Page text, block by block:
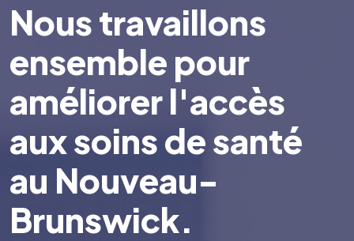
Nous travaillons
ensemble pour
améliorer l'accès
aux soins de santé
au Nouveau-
Brunswick.